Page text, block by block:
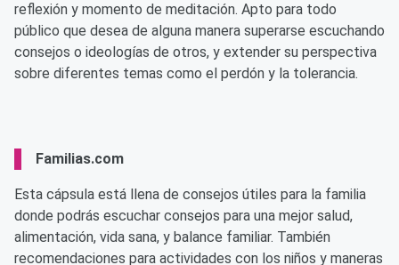
reflexión y momento de meditación. Apto para todo
público que desea de alguna manera superarse escuchando
consejos o ideologías de otros, y extender su perspectiva
sobre diferentes temas como el perdón y la tolerancia.
Familias.com
Esta cápsula está llena de consejos útiles para la familia
donde podrás escuchar consejos para una mejor salud,
alimentación, vida sana, y balance familiar. También
recomendaciones para actividades con los niños y maneras